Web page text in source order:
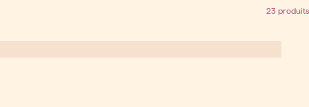
23 produits